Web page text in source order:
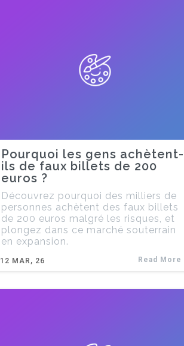
Pourquoi les gens achètent-
ils de faux billets de 200
euros ?
12 MAR, 26
Découvrez pourquoi des milliers de
personnes achètent des faux billets
de 200 euros malgré les risques, et
plongez dans ce marché souterrain
en expansion.
Read More